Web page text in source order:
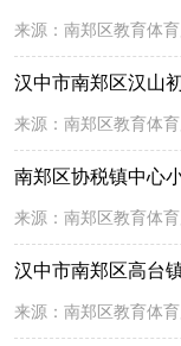
来源： 南郑区教育体
汉中市南郑区汉山
来源： 南郑区教育体
南郑区协税镇中心
来源： 南郑区教育体
汉中市南郑区高台
来源： 南郑区教育体